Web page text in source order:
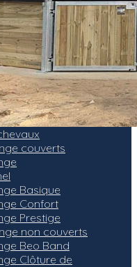
couverts
Basique
Confort
Prestige
non couverts
Beo Band
Clôture de